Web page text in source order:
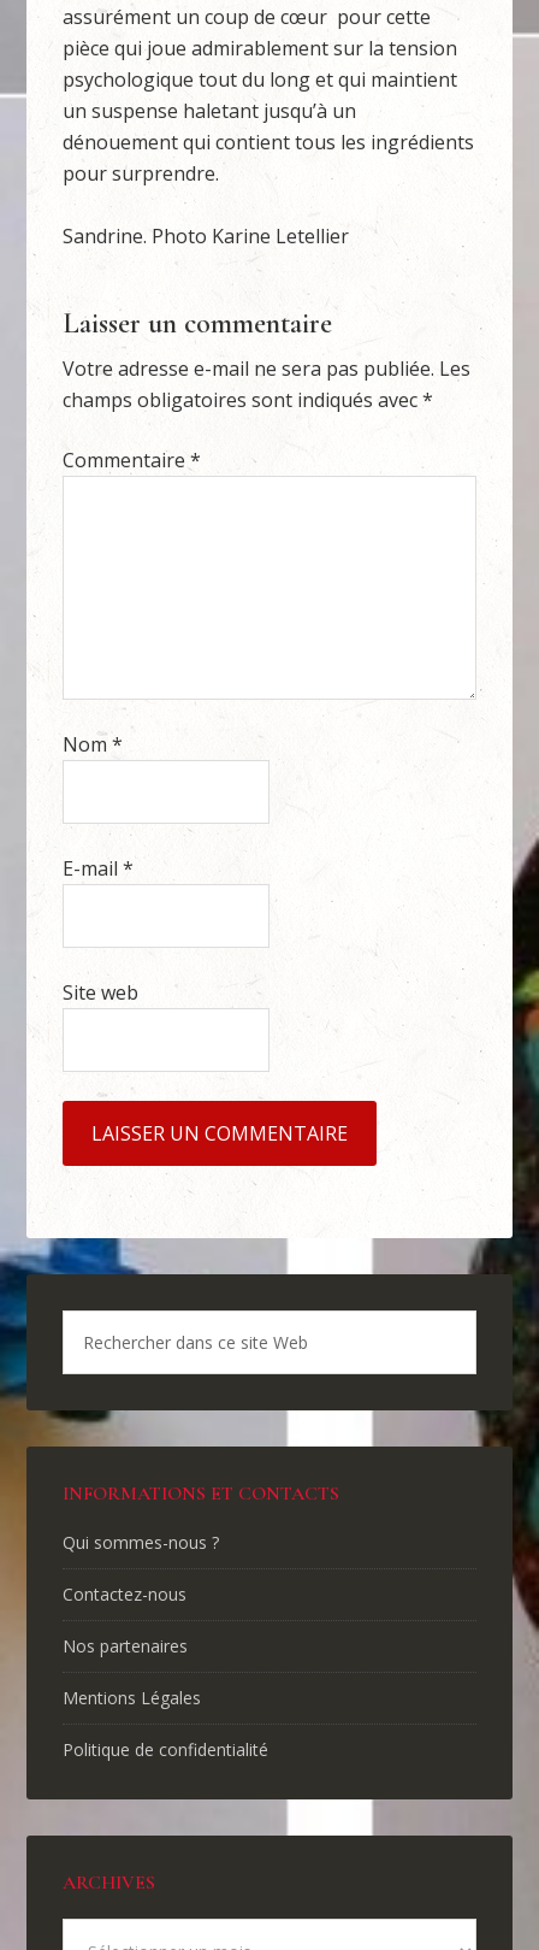
assurément un coup de cœur pour cette
pièce qui joue admirablement sur la tension
psychologique tout du long et qui maintient
un suspense haletant jusqu’à un
dénouement qui contient tous les ingrédients
pour surprendre.
Sandrine. Photo Karine Letellier
Laisser un commentaire
Votre adresse e-mail ne sera pas publiée. Les
champs obligatoires sont indiqués avec*
Commentaire*
Nom*
E-mail*
Site web
INFORMATIONS ET CONTACTS
Qui sommes-nous ?
Contactez-nous
Nos partenaires
Mentions Légales
Politique de confidentialité
ARCHIVES